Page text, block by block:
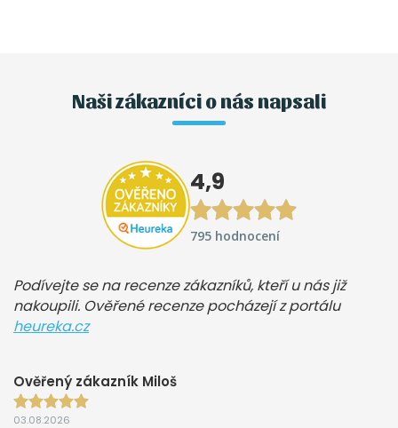
Naši zákazníci o nás napsali
4,9
795 hodnocení
Podívejte se na recenze zákazníků, kteří u nás již
nakoupili. Ověřené recenze pocházejí z portálu
heureka.cz
Ověřený zákazník Miloš
03.08.2026